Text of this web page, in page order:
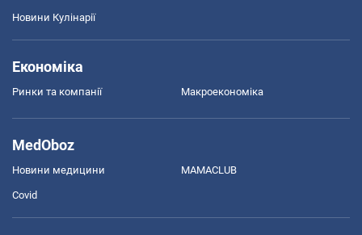
Новини Кулінарії
Економіка
Ринки та компанії Макроекономіка
MedOboz
Новини медицини MAMACLUB
Covid